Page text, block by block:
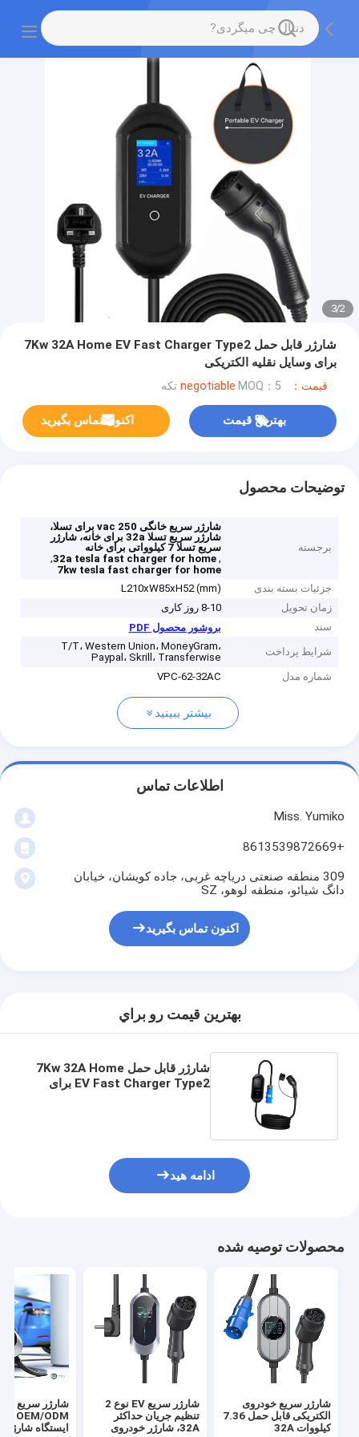
2
/
3
شارژر قابل حمل 7Kw 32A Home EV Fast Charger Type2
برای وسایل نقلیه الکتریکی
قیمت：negotiable MOQ：5 تکه
بهترین قیمت اکنون تماس بگیرید
توضیحات محصول
برجسته
شارژر سریع خانگی 250 vac برای تسلا،
شارژر سریع تسلا 32a برای خانه، شارژر
سریع تسلا 7 کیلوواتی برای خانه
,
32a tesla fast charger for home
,
7kw tesla fast charger for home
جزئیات بسته بندی
L210xW85xH52 (mm)
زمان تحویل
8-10 روز کاری
سند
بروشور محصول PDF
شرایط پرداخت
T/T، Western Union، MoneyGram،
Paypal، Skrill، Transferwise
شماره مدل
VPC-62-32AC
بیشتر ببینید
اطلاعات تماس
Miss. Yumiko
+8613539872669
309 منطقه صنعتی دریاچه غربی، جاده کویشان، خیابان
دانگ شیائو، منطقه لوهو، SZ
اکنون تماس بگیرید
بهترين قيمت رو براي
شارژر قابل حمل 7Kw 32A Home
EV Fast Charger Type2 برای
ادامه هید
محصولات توصیه شده
شارژر سریع خودروی
الکتریکی قابل حمل 7.36
کیلووات 32A
شارژر سریع EV نوع 2
تنظیم جریان حداکثر
32A، شارژر خودروی